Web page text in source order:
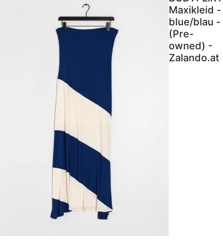
Maxikleid -
blue/blau -
(Pre-
owned) -
Zalando.at